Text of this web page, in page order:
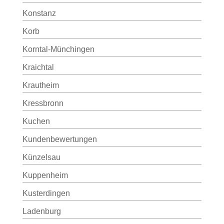
Konstanz
Korb
Korntal-Münchingen
Kraichtal
Krautheim
Kressbronn
Kuchen
Kundenbewertungen
Künzelsau
Kuppenheim
Kusterdingen
Ladenburg